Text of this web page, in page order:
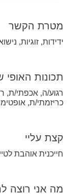
מטרת הקשר
ידידות, זוגיות,
תכונות האופי
רגוע/ה, אכפתי/ת,
כריזמתי/ת,
קצת עליי
חייכנית אוהבת
מה אני רוצה